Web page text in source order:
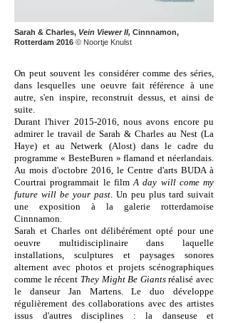
Sarah & Charles, Vein Viewer II, Cinnnamon,
Rotterdam 2016 © Noortje Knulst
On peut souvent les considérer comme des séries,
dans lesquelles une oeuvre fait référence à une
autre, s'en inspire, reconstruit dessus, et ainsi de
suite.
Durant l'hiver 2015-2016, nous avons encore pu
admirer le travail de Sarah & Charles au Nest (La
Haye) et au Netwerk (Alost) dans le cadre du
programme « BesteBuren » flamand et néerlandais.
Au mois d'octobre 2016, le Centre d'arts BUDA à
Courtrai programmait le filmA day will come my
future will be your past. Un peu plus tard suivait
une exposition à la galerie rotterdamoise
Cinnnamon.
Sarah et Charles ont délibérément opté pour une
oeuvre multidisciplinaire dans laquelle
installations, sculptures et paysages sonores
alternent avec photos et projets scénographiques
comme le récent They Might Be Giantsréalisé avec
le danseur Jan Martens. Le duo développe
régulièrement des collaborations avec des artistes
issus d'autres disciplines : la danseuse et